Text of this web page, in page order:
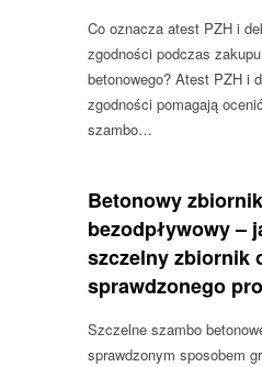
Co oznacza atest PZH i
zgodności podczas
betonowego? Atest PZH i
zgodności pomagają
szambo…
Betonowy zbiornik
bezodpływowy –
szczelny zbiornik
sprawdzonego
Szczelne szambo
sprawdzonym sposobem